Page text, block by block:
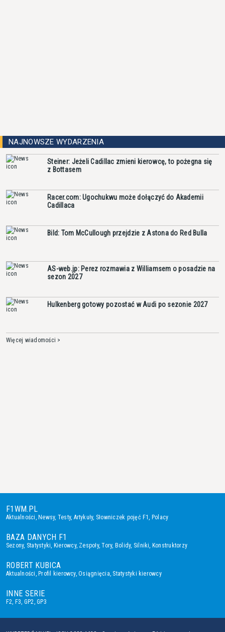
NAJNOWSZE WYDARZENIA
Steiner: Jeżeli Cadillac zmieni kierowcę, to pożegna się
z Bottasem
Racer.com: Ugochukwu może dołączyć do Akademii
Cadillaca
Bild: Tom McCullough przejdzie z Astona do Red Bulla
AS-web.jp: Perez rozmawia z Williamsem o posadzie na
sezon 2027
Hulkenberg gotowy pozostać w Audi po sezonie 2027
Więcej wiadomości >
F1WM.PL
Aktualności, Newsy, Testy, Artykuły, Słowniczek pojęć F1, Polacy
BAZA DANYCH F1
Sezony, Statystyki, Kierowcy, Zespoły,Tory, Bolidy, Silniki, Konstruktorzy
ROBERT KUBICA
Aktualności, Profil kierowcy,Osiągnięcia, Statystyki kierowcy
INNE SERIE
F2, F3, GP2,GP3